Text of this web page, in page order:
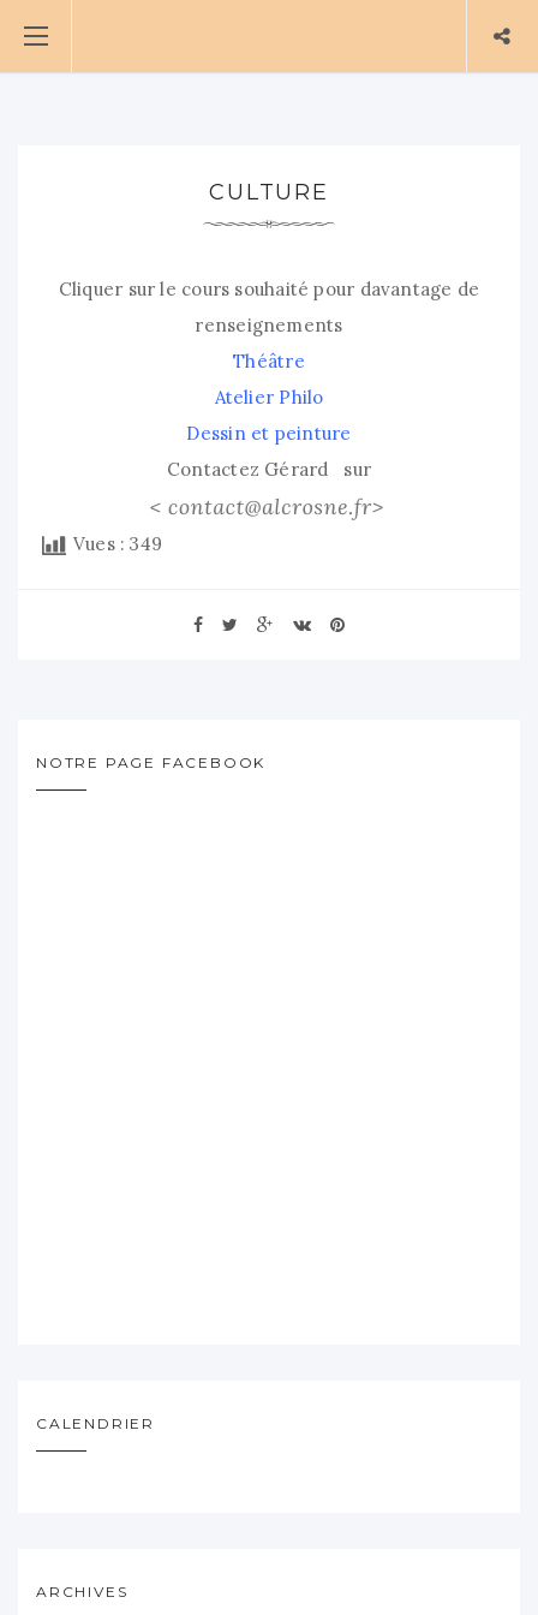
CULTURE
Cliquer sur le cours souhaité pour davantage de
renseignements
Théâtre
Atelier Philo
Dessin et peinture
Contactez Gérard sur
Vues : 349
NOTRE PAGE FACEBOOK
CALENDRIER
ARCHIVES